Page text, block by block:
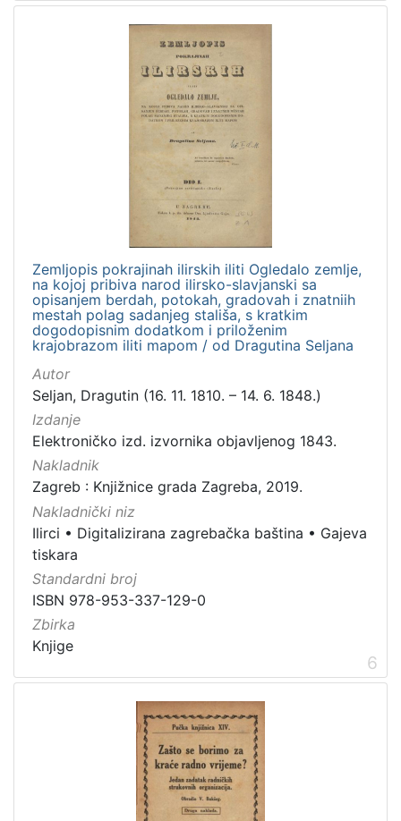
Zemljopis pokrajinah ilirskih iliti Ogledalo zemlje,
na kojoj pribiva narod ilirsko-slavjanski sa
opisanjem berdah, potokah, gradovah i znatniih
mestah polag sadanjeg stališa, s kratkim
dogodopisnim dodatkom i priloženim
krajobrazom iliti mapom / od Dragutina Seljana
Autor
Seljan, Dragutin (16. 11. 1810. – 14. 6. 1848.)
Izdanje
Elektroničko izd. izvornika objavljenog 1843.
Nakladnik
Zagreb : Knjižnice grada Zagreba, 2019.
Nakladnički niz
Ilirci • Digitalizirana zagrebačka baština • Gajeva
tiskara
Standardni broj
ISBN 978-953-337-129-0
Zbirka
Knjige
6